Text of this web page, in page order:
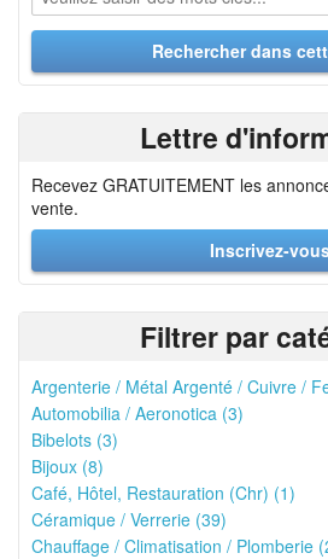
Lettre
Recevez GRATUITEMENT les
vente.
Inscrivez-
Filtrer par
Argenterie / Métal Argenté / Cuivre /
Automobilia / Aeronotica (3)
Bibelots (3)
Bijoux (8)
Café, Hôtel, Restauration (Chr) (1)
Céramique / Verrerie (39)
Chauffage / Climatisation / Plomberie